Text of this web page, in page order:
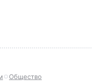
Общество